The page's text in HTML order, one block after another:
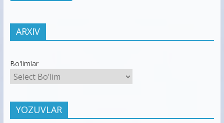
ARXIV
Bo'limlar
YOZUVLAR